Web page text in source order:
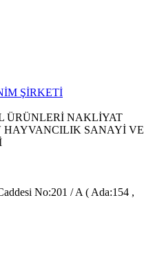
ŞİRKETİ
ÜRÜNLERİ NAKLİYAT
HAYVANCILIK SANAYİ VE
No:201 / A ( Ada:154 ,